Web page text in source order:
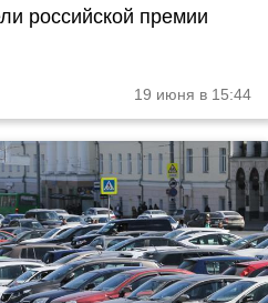
российской премии
19 июня в 15:44